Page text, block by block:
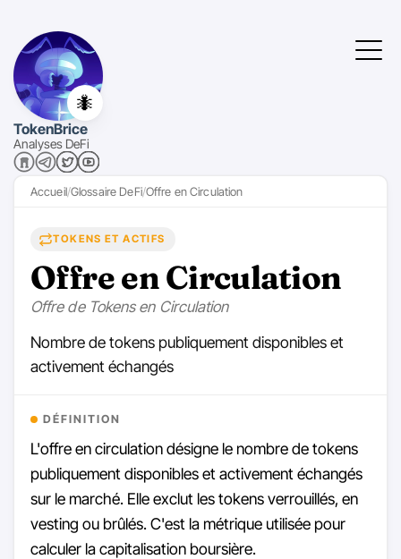
🐜
TokenBrice
Analyses DeFi
Accueil Glossaire DeFi Offre en Circulation
TOKENS ET ACTIFS
Offre en Circulation
Offre de Tokens en Circulation
Nombre de tokens publiquement disponibles et
activement échangés
DÉFINITION
L'offre en circulation désigne le nombre de tokens
publiquement disponibles et activement échangés
sur le marché. Elle exclut les tokens verrouillés, en
vesting ou brûlés. C'est la métrique utilisée pour
calculer la capitalisation boursière.